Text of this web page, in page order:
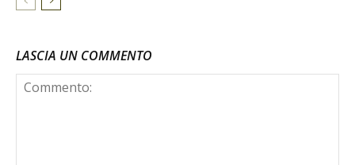
LASCIA UN COMMENTO